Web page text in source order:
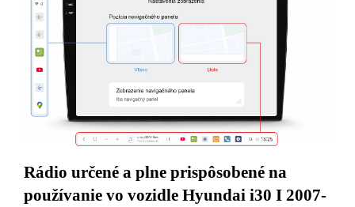
Rádio určené a plne prispôsobené na
používanie vo vozidle Hyundai i30 I 2007-